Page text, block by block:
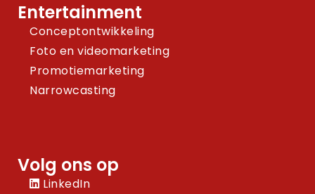
Entertainment
Conceptontwikkeling
Foto en videomarketing
Promotiemarketing
Narrowcasting
Volg ons op
LinkedIn